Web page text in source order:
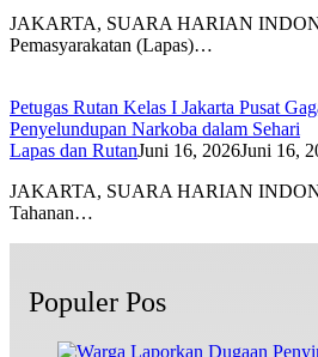
JAKARTA, SUARA HARIAN
Pemasyarakatan (Lapas)…
Petugas Rutan Kelas I Jakarta Pusat
Penyelundupan Narkoba dalam Sehari
Lapas dan RutanJuni 16, 2026Juni 16,
JAKARTA, SUARA HARIAN
Tahanan…
Populer Pos